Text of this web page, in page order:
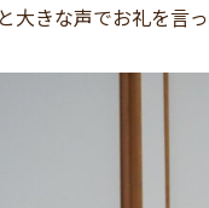
大きな声でお礼を言